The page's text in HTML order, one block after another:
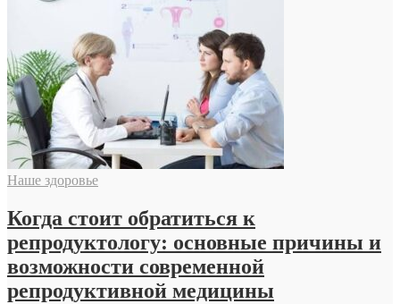
дрон
Наше здоровье
Когда стоит обратиться к
репродуктологу: основные причины и
возможности современной
репродуктивной медицины